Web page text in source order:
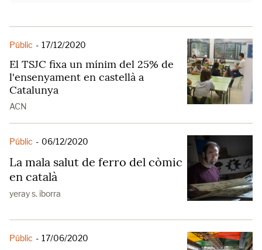
Públic - 17/12/2020
El TSJC fixa un mínim del 25% de
l'ensenyament en castellà a
Catalunya
ACN
Públic - 06/12/2020
La mala salut de ferro del còmic
en català
yeray s. iborra
Públic - 17/06/2020